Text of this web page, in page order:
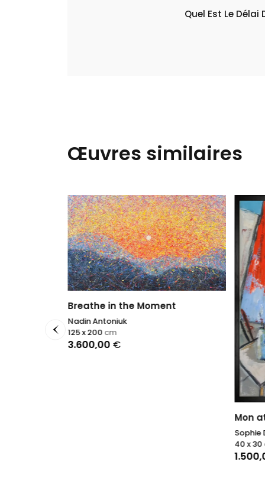
Quel Est Le Délai
Œuvres similaires
Breathe in the Moment
Nadin Antoniuk
3.600,00 €
125 x 200 cm
Mon
Sophie
40 x 30